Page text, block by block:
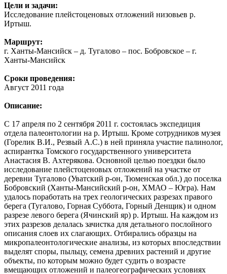
Цели и задачи:
Исследование плейстоценовых отложений низовьев р.
Иртыш.
Маршрут:
г. Ханты-Мансийск – д. Тугалово – пос. Бобровское – г.
Ханты-Мансийск
Сроки проведения:
Август 2011 года
Описание:
С 17 апреля по 2 сентября 2011 г. состоялась экспедиция
отдела палеонтологии на р. Иртыш. Кроме сотрудников музея
(Горелик В.И., Резвый А.С.) в ней приняла участие палинолог,
аспирантка Томского государственного университета
Анастасия В. Ахтерякова. Основной целью поездки было
исследование плейстоценовых отложений на участке от
деревни Тугалово (Уватский р-он, Тюменская обл.) до поселка
Бобровский (Ханты-Мансийский р-он, ХМАО – Югра). Нам
удалось поработать на трех геологических разрезах правого
берега (Тугалово, Горная Суббота, Горный Денщик) и одном
разрезе левого берега (Ячинский яр) р. Иртыш. На каждом из
этих разрезов делалась зачистка для детального послойного
описания слоев их слагающих. Отбирались образцы на
микропалеонтологические анализы, из которых впоследствии
выделят споры, пыльцу, семена древних растений и другие
объекты, по которым можно будет судить о возрасте
вмещающих отложений и палеогеографических условиях